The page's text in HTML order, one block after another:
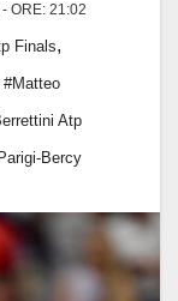
ORE: 21:02
Finals,
#Matteo
Atp
Bercy